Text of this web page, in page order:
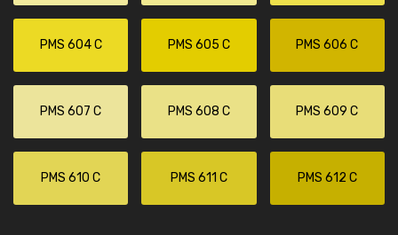
PMS 604 C PMS 605 C PMS 606 C
PMS 607 C PMS 608 C PMS 609 C
PMS 610 C PMS 611 C PMS 612 C